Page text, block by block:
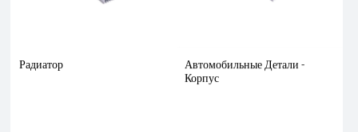
Радиатор
Автомобильные Детали -
Корпус